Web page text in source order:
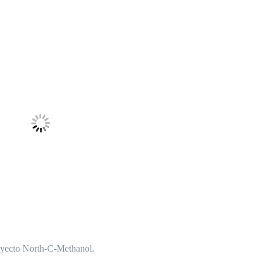
North-C-Methanol.